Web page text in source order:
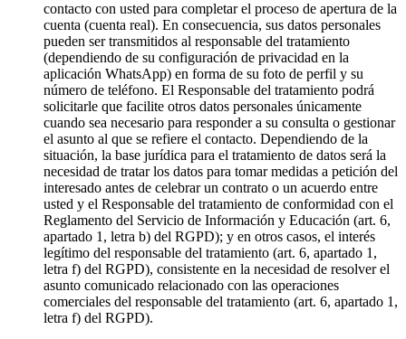
contacto con usted para completar el proceso de apertura de la
cuenta (cuenta real). En consecuencia, sus datos personales
pueden ser transmitidos al responsable del tratamiento
(dependiendo de su configuración de privacidad en la
aplicación WhatsApp) en forma de su foto de perfil y su
número de teléfono. El Responsable del tratamiento podrá
solicitarle que facilite otros datos personales únicamente
cuando sea necesario para responder a su consulta o gestionar
el asunto al que se refiere el contacto. Dependiendo de la
situación, la base jurídica para el tratamiento de datos será la
necesidad de tratar los datos para tomar medidas a petición del
interesado antes de celebrar un contrato o un acuerdo entre
usted y el Responsable del tratamiento de conformidad con el
Reglamento del Servicio de Información y Educación (art. 6,
apartado 1, letra b) del RGPD); y en otros casos, el interés
legítimo del responsable del tratamiento (art. 6, apartado 1,
letra f) del RGPD), consistente en la necesidad de resolver el
asunto comunicado relacionado con las operaciones
comerciales del responsable del tratamiento (art. 6, apartado 1,
letra f) del RGPD).